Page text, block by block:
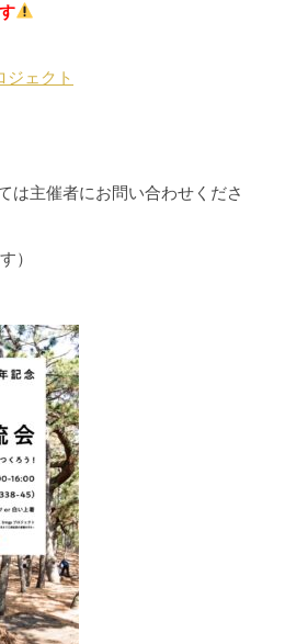
ジェクト
は主催者にお問い合わせくださ
）